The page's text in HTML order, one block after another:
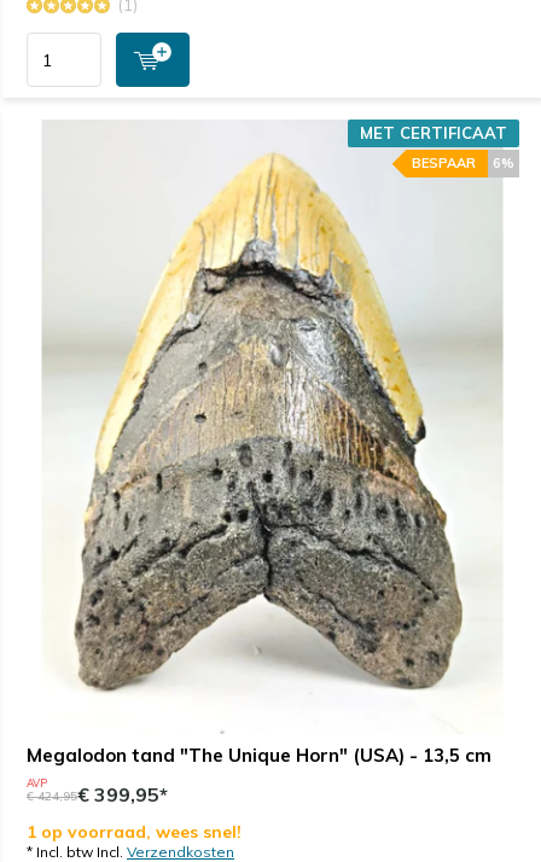
(1)
Megalodon tand "The Unique Horn" (USA) - 13,5 cm
MET CERTIFICAAT
6%
BESPAAR
AVP
€ 424,95€ 399,95*
1 op voorraad, wees snel!
* Incl. btw Incl. Verzendkosten